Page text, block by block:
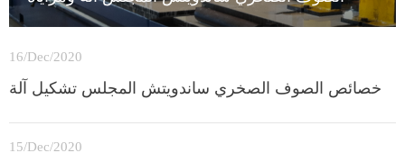
16/Dec/2020
خصائص الصوف الصخري ساندويتش المجلس تشكيل آلة
15/Dec/2020